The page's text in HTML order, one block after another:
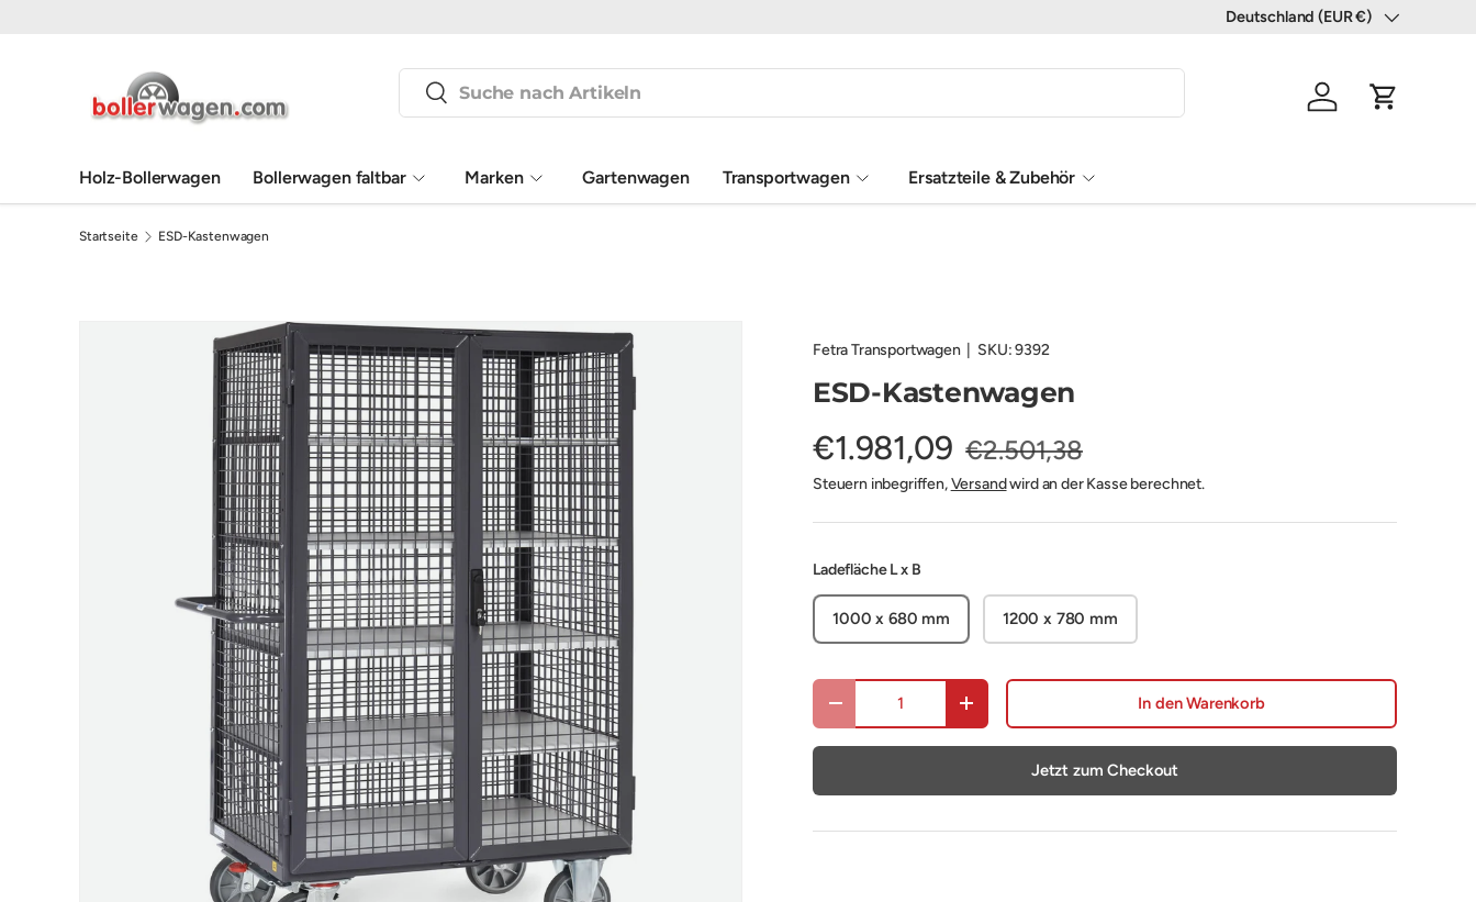
Land/Region
Deutschland (EUR €)
Suchen
Suchen
Einloggen
Holz-Bollerwagen Bollerwagen faltbar Marken Gartenwagen Transportwagen Ersatzteile & Zubehör
Startseite ESD-Kastenwagen
Fetra Transportwagen| SKU:9392
ESD-Kastenwagen
€1.981,09 €2.501,38
Steuern inbegriffen,Versandwird an der Kasse berechnet.
Ladefläche L x B
1000 x 680 mm 1200 x 780 mm
Anzahl
Menge verringern Menge erhöhen In den Warenkorb
Jetzt zum Checkout